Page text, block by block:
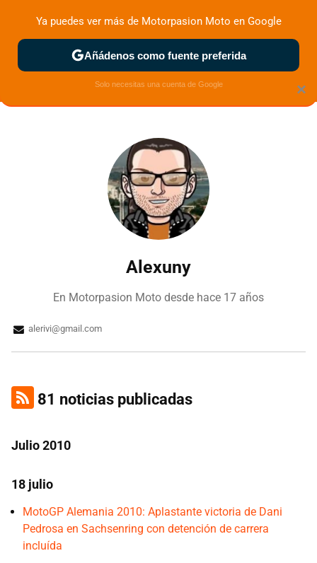
ZONA DE PRUEBAS DEPORTIVAS MOTOS ELÉCTRICAS
Alexuny
En Motorpasion Moto desde hace 17 años
alerivi@gmail.com
81 noticias publicadas
Julio 2010
18 julio
MotoGP Alemania 2010: Aplastante victoria de Dani
Pedrosa en Sachsenring con detención de carrera
incluída
×
Ya puedes ver más de Motorpasion Moto en Google
Añádenos como fuente preferida
Solo necesitas una cuenta de Google